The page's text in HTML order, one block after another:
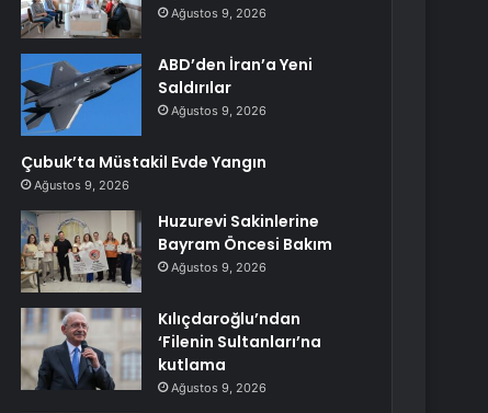
Ağustos 9, 2026
ABD’den İran’a Yeni
Saldırılar
Ağustos 9, 2026
Çubuk’ta Müstakil Evde Yangın
Ağustos 9, 2026
Huzurevi Sakinlerine
Bayram Öncesi Bakım
Ağustos 9, 2026
Kılıçdaroğlu’ndan
‘Filenin Sultanları’na
kutlama
Ağustos 9, 2026